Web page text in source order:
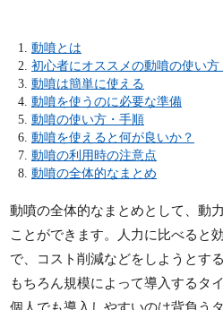
動噴とは
初心者にオススメの動噴の使い方
動噴は簡単に使える
動噴を使うのに必要な準備
動噴の使い方・手順
動噴を使えると何が良いか？
動噴の利用時の注意点
動噴の全体的なまとめ
動噴の全体的なまとめとして、動
ことができます。人力に比べると
で、コスト削減などをしようとす
もちろん規模によって導入するタ